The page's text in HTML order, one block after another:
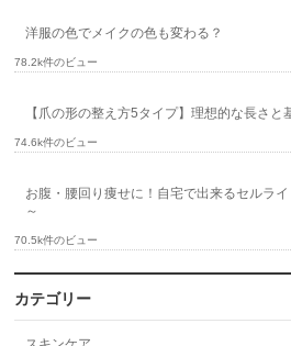
洋服の色でメイクの色も変わる？
78.2k件のビュー
【爪の形の整え方5タイプ】理想的な長さと
74.6k件のビュー
お腹・腰回り痩せに！自宅で出来るセルラ
～
70.5k件のビュー
カテゴリー